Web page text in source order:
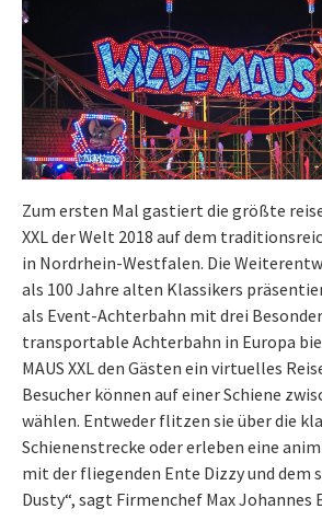
Zum ersten Mal gastiert die größte
XXL der Welt 2018 auf dem
in Nordrhein-Westfalen. Die
als 100 Jahre alten Klassikers
als Event-Achterbahn mit drei
transportable Achterbahn in Europa
MAUS XXL den Gästen ein virtuelles
Besucher können auf einer Schiene
wählen. Entweder flitzen sie über die
Schienenstrecke oder erleben eine
mit der fliegenden Ente Dizzy und dem
Dusty“, sagt Firmenchef Max Johannes